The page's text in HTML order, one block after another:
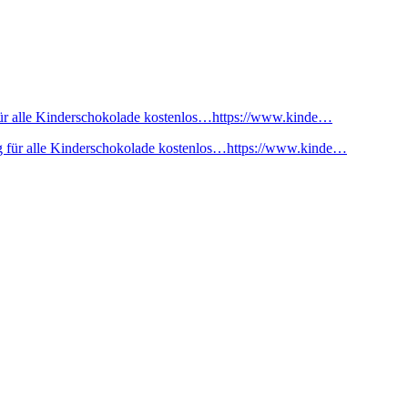
alle Kinderschokolade kostenlos…https://www.kinde…
für alle Kinderschokolade kostenlos…https://www.kinde…